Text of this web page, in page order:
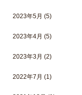
2023年5月 (5)
2023年4月 (5)
2023年3月 (2)
2022年7月 (1)